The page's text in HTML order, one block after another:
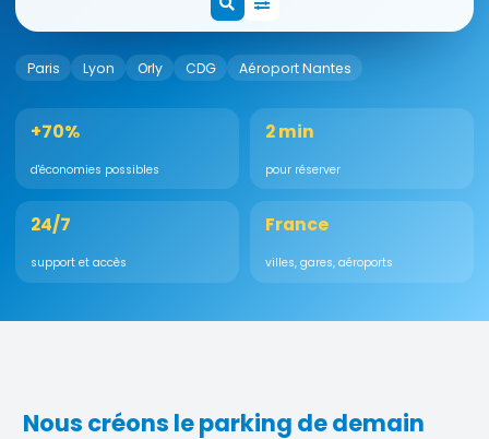
Paris Lyon Orly CDG Aéroport Nantes
+70%
d'économies possibles
2 min
pour réserver
24/7
support et accès
France
villes, gares, aéroports
Nous créons le parking de demain